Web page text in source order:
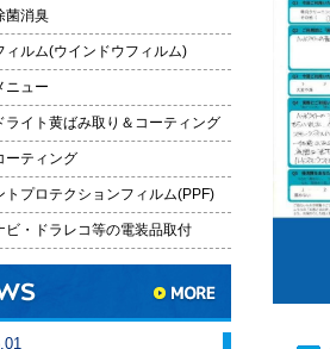
年最新】車の花粉シミを
で制す。雨上がりの固着
足軽加工」と抗酸化防衛
ーニングは自分ででき
清掃と業者依頼の違い・限
解説
ーニングで失敗する人の
やってはいけない5つの判
菌消臭
ィルム(ウインドウフィルム)
ニュー
ライト黄ばみ取り＆コーティング
ーティング
トプロテクションフィルム(PPF)
ビ・ドラレコ等の電装品取付